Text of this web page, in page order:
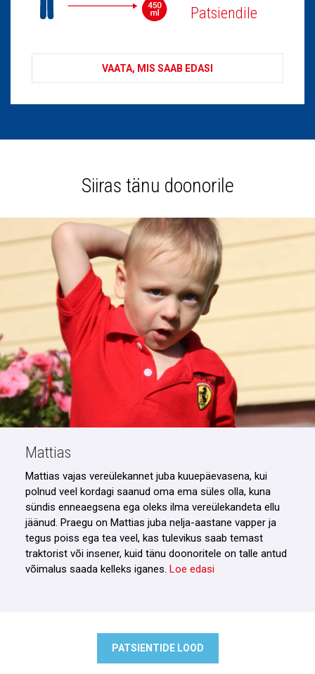
Patsiendile
VAATA, MIS SAAB EDASI
Siiras tänu doonorile
Mattias
Mattias vajas vereülekannet juba kuuepäevasena, kui
polnud veel kordagi saanud oma ema süles olla, kuna
sündis enneaegsena ega oleks ilma vereülekandeta ellu
jäänud. Praegu on Mattias juba nelja-aastane vapper ja
tegus poiss ega tea veel, kas tulevikus saab temast
traktorist või insener, kuid tänu doonoritele on talle antud
võimalus saada kelleks iganes. Loe edasi
PATSIENTIDE LOOD